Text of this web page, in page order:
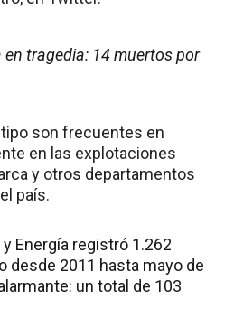
en tragedia: 14 muertos por
son frecuentes en
en las explotaciones
y otros departamentos
país.
Energía registró 1.262
desde 2011 hasta mayo de
un total de 103